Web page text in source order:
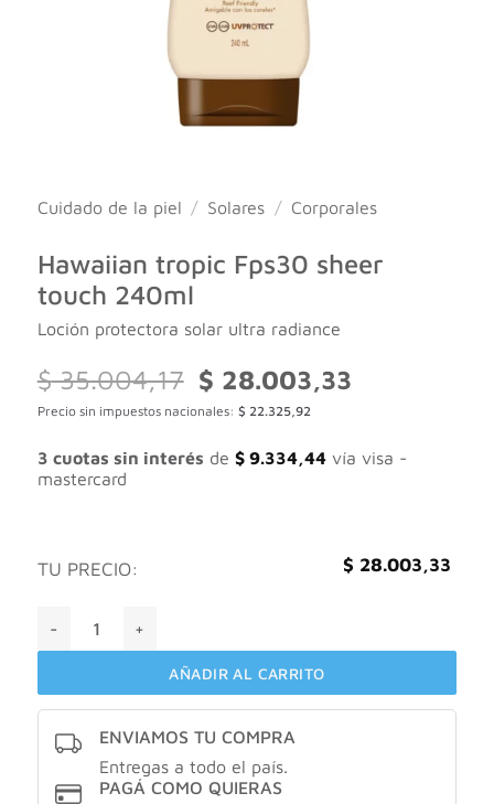
Cuidado de la piel / Solares / Corporales
Hawaiian tropic Fps30 sheer
touch 240ml
Loción protectora solar ultra radiance
$35.004,17
El
precio
original
$ 35.004,17.
$ 28.003,33
$ 28.003,33.
Precio sin impuestos nacionales: $ 22.325,92
3 cuotas sin interés de $9.334,44vía visa -
mastercard
TU PRECIO: $ 28.003,33
AÑADIR AL CARRITO
ENVIAMOS TU COMPRA
Entregas a todo el país.
PAGÁ COMO QUIERAS